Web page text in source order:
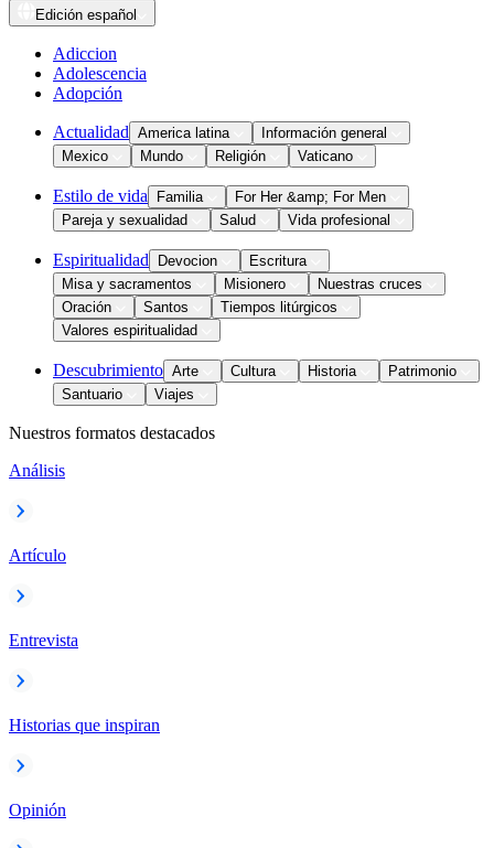
Edición español
Adiccion
Adolescencia
Adopción
Actualidad America latina
Información general
Mexico
Mundo Religión Vaticano
Estilo de vida Familia
For Her &amp; For Men
Pareja y sexualidad
Salud Vida profesional
Espiritualidad Devocion
Escritura
Misa y sacramentos
Misionero
Nuestras cruces
Oración
Santos
Tiempos litúrgicos
Valores espiritualidad
Descubrimiento Arte Cultura Historia
Patrimonio
Santuario
Viajes
Nuestros formatos destacados
Análisis
Artículo
Entrevista
Historias que inspiran
Opinión